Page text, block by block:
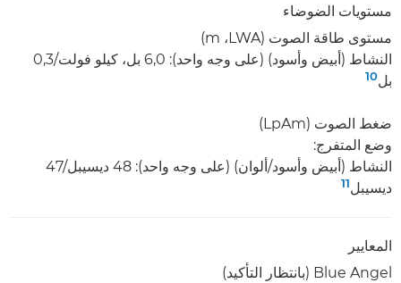
مستويات الضوضاء
مستوى طاقة الصوت (LWA،‏ m)
النشاط (أبيض وأسود) (على وجه واحد): 6,0 بل، كيلو فولت/0,3
بل10
ضغط الصوت (LpAm)
وضع المتفرج:
النشاط (أبيض وأسود/ألوان) (على وجه واحد): 48 ديسيبل/47
ديسيبل11
المعايير
Blue Angel (بانتظار التأكيد)